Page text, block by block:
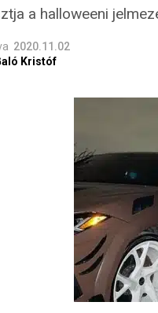
a halloweeni
2020.11.02
Kristóf